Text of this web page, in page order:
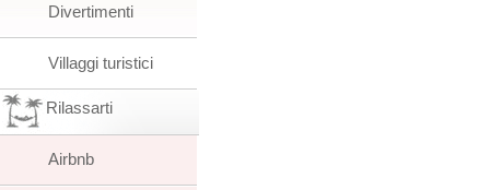
Divertimenti
Villaggi turistici
Rilassarti
Airbnb